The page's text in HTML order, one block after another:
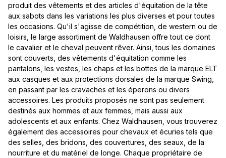
produit des vêtements et des articles d'équitation de la tête
aux sabots dans les variations les plus diverses et pour toutes
les occasions. Qu'il s'agisse de compétition, de western ou de
loisirs, le large assortiment de Waldhausen offre tout ce dont
le cavalier et le cheval peuvent rêver. Ainsi, tous les domaines
sont couverts, des vêtements d'équitation comme les
pantalons, les vestes, les chaps et les bottes de la marque ELT
aux casques et aux protections dorsales de la marque Swing,
en passant par les cravaches et les éperons ou divers
accessoires. Les produits proposés ne sont pas seulement
destinés aux hommes et aux femmes, mais aussi aux
adolescents et aux enfants. Chez Waldhausen, vous trouverez
également des accessoires pour chevaux et écuries tels que
des selles, des bridons, des couvertures, des seaux, de la
nourriture et du matériel de longe. Chaque propriétaire de